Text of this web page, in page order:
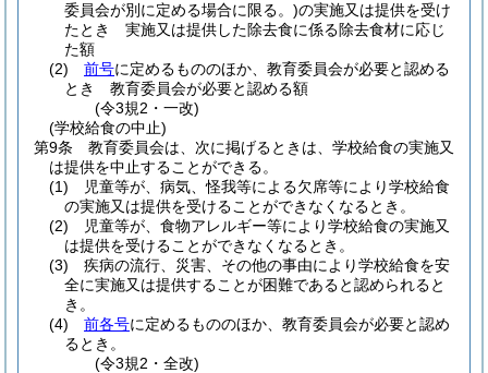
委員会が別に定める場合に限る。)の実施又は提供を受け
たとき 実施又は提供した除去食に係る除去食材に応じ
た額
(2)
前号に定めるもののほか、教育委員会が必要と認める
とき 教育委員会が必要と認める額
(令3規2・一改)
(学校給食の中止)
第9条
教育委員会は、次に掲げるときは、学校給食の実施又
は提供を中止することができる。
(1)
児童等が、病気、怪我等による欠席等により学校給食
の実施又は提供を受けることができなくなるとき。
(2)
児童等が、食物アレルギー等により学校給食の実施又
は提供を受けることができなくなるとき。
(3)
疾病の流行、災害、その他の事由により学校給食を安
全に実施又は提供することが困難であると認められると
き。
(4)
前各号に定めるもののほか、教育委員会が必要と認め
るとき。
(令3規2・全改)